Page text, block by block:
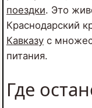
поездки. Это
Краснодарский
Кавказус
питания.
Где